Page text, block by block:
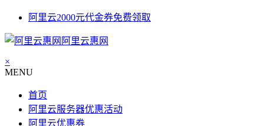
阿里云2000元代金券免费领取
阿里云惠网
×
MENU
首页
阿里云服务器优惠活动
阿里云优惠券